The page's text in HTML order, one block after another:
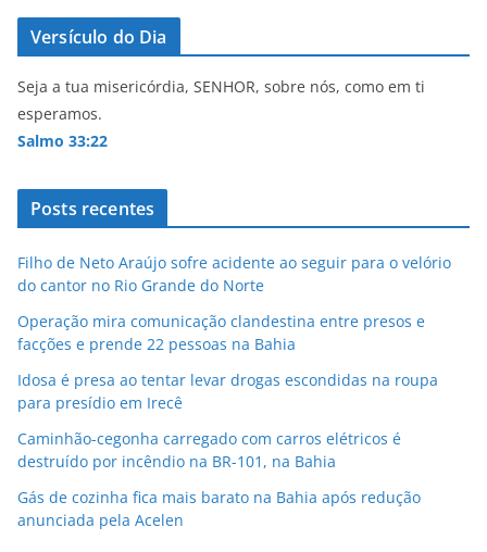
p o
k
Versículo do Dia
Seja a tua misericórdia, SENHOR, sobre nós, como em ti
esperamos.
Salmo 33:22
Posts recentes
Filho de Neto Araújo sofre acidente ao seguir para o velório
do cantor no Rio Grande do Norte
Operação mira comunicação clandestina entre presos e
facções e prende 22 pessoas na Bahia
Idosa é presa ao tentar levar drogas escondidas na roupa
para presídio em Irecê
Caminhão-cegonha carregado com carros elétricos é
destruído por incêndio na BR-101, na Bahia
Gás de cozinha fica mais barato na Bahia após redução
anunciada pela Acelen